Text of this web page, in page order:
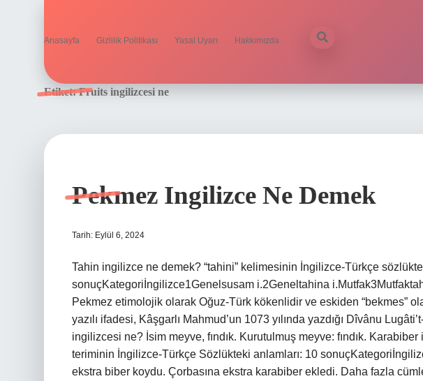
Anasayfa Gizlilik Politikası Yasal Uyarı Hakkımızda
Etiket:Fruits ingilizcesi ne
Pekmez Ingilizce Ne Demek
Tarih: Eylül 6, 2024
Tahin ingilizce ne demek? “tahini” kelimesinin İngilizce-Türkçe
sonuçKategoriİngilizce1Genelsusam i.2Geneltahina
Pekmez etimolojik olarak Oğuz-Türk kökenlidir ve eskiden “bekmes”
yazılı ifadesi, Kâşgarlı Mahmud’un 1073 yılında yazdığı Dîvânu
ingilizcesi ne? İsim meyve, fındık. Kurutulmuş meyve: fındık.
teriminin İngilizce-Türkçe Sözlükteki anlamları: 10
ekstra biber koydu. Çorbasına ekstra karabiber ekledi. Daha fazla